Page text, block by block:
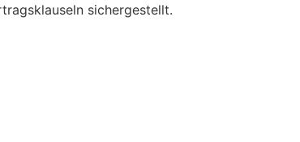
sichergestellt.